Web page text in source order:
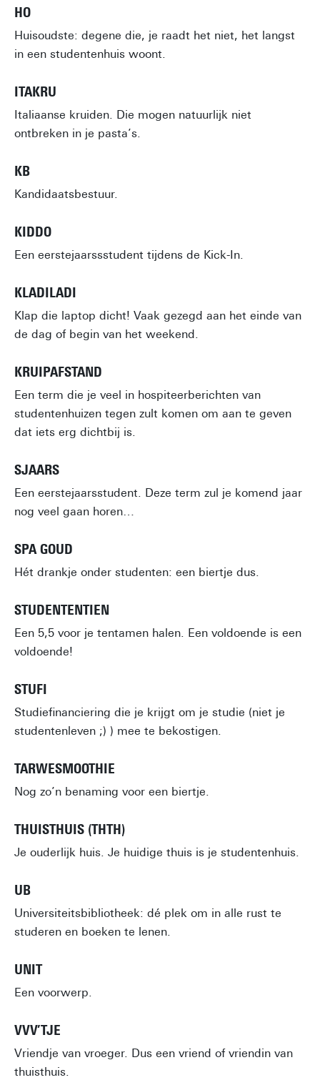
HO
Huisoudste: degene die, je raadt het niet, het langst
in een studentenhuis woont.
ITAKRU
Italiaanse kruiden. Die mogen natuurlijk niet
ontbreken in je pasta’s.
KB
Kandidaatsbestuur.
KIDDO
Een eerstejaarssstudent tijdens de Kick-In.
KLADILADI
Klap die laptop dicht! Vaak gezegd aan het einde van
de dag of begin van het weekend.
KRUIPAFSTAND
Een term die je veel in hospiteerberichten van
studentenhuizen tegen zult komen om aan te geven
dat iets erg dichtbij is.
SJAARS
Een eerstejaarsstudent. Deze term zul je komend jaar
nog veel gaan horen…
SPA GOUD
Hét drankje onder studenten: een biertje dus.
STUDENTENTIEN
Een 5,5 voor je tentamen halen. Een voldoende is een
voldoende!
STUFI
Studiefinanciering die je krijgt om je studie (niet je
studentenleven ;) ) mee te bekostigen.
TARWESMOOTHIE
Nog zo’n benaming voor een biertje.
THUISTHUIS (THTH)
Je ouderlijk huis. Je huidige thuis is je studentenhuis.
UB
Universiteitsbibliotheek: dé plek om in alle rust te
studeren en boeken te lenen.
UNIT
Een voorwerp.
VVV’TJE
Vriendje van vroeger. Dus een vriend of vriendin van
thuisthuis.